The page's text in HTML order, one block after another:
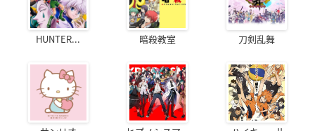
HUNTER... 暗殺教室 刀剣乱舞